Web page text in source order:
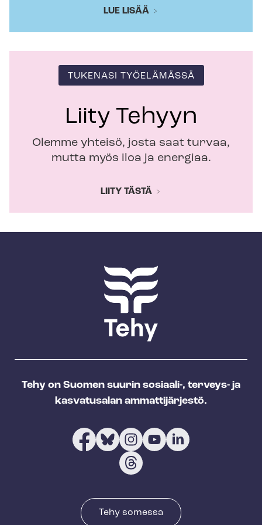
LUE LISÄÄ
TUKENASI TYÖELÄMÄSSÄ
Liity Tehyyn
Olemme yhteisö, josta saat turvaa,
mutta myös iloa ja energiaa.
LIITY TÄSTÄ
Tehy on Suomen suurin sosiaali-, terveys- ja
kasvatusalan ammattijärjestö.
Tehy somessa